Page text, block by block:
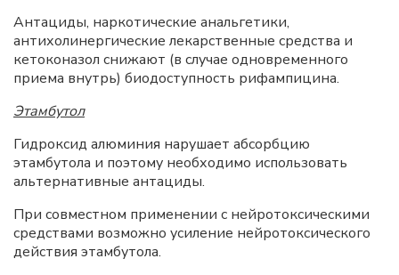
Антациды, наркотические анальгетики,
антихолинергические лекарственные средства и
кетоконазол снижают (в случае одновременного
приема внутрь) биодоступность рифампицина.
Этамбутол
Гидроксид алюминия нарушает абсорбцию
этамбутола и поэтому необходимо использовать
альтернативные антациды.
При совместном применении с нейротоксическими
средствами возможно усиление нейротоксического
действия этамбутола.